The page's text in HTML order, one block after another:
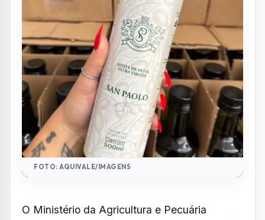
FOTO: AQUIVALE/IMAGENS
O Ministério da Agricultura e Pecuária